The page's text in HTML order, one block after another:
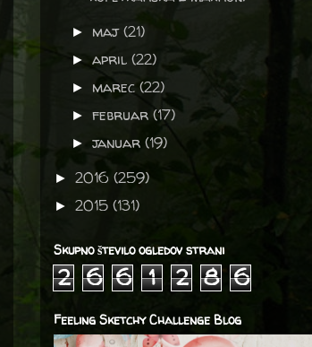
► maj(21)
►april(22)
► marec(22)
►februar(17)
►januar(19)
► 2016 (259)
► 2015 (131)
Skupno število ogledov strani
2 6 6 1 2 8 6
Feeling Sketchy Challenge Blog